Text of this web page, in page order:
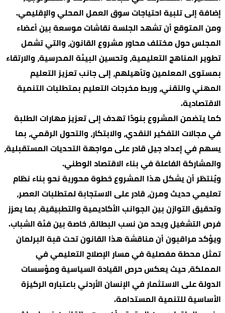
إضافة إلى تلبية احتياجات سوق العمل المحلي والإقليمي.
ومن المتوقع أن تشهد الجلسة نقاشات موسعة بين أعضاء
المجلس حول مختلف محاور مشروع القانون، والتي تشمل
تطوير المناهج التعليمية، وتحسين البيئة المدرسية، والارتقاء
بمستوى المعلمين وتأهيلهم، إلى جانب تعزيز التعليم
المهني والتقني، وربط مخرجات التعليم بمتطلبات التنمية
الاقتصادية.
كما يتضمن المشروع بنودًا تهدف إلى تعزيز مهارات الطلبة
في مجالات التفكير النقدي، والابتكار، والتحول الرقمي، بما
يسهم في إعداد جيل قادر على مواجهة التحديات المستقبلية،
والمشاركة الفاعلة في بناء الاقتصاد الوطني.
ويُنتظر أن يشكل هذا المشروع خطوة محورية نحو بناء نظام
تعليمي حديث ومرن، قادر على الاستجابة لمتطلبات العصر،
وتحقيق التوازن بين الجوانب الأكاديمية والتطبيقية، بما يعزز
فرص التشغيل ويحد من نسب البطالة، خاصة بين فئة الشباب.
ويؤكد مراقبون أن مناقشة هذا القانون تحت قبة البرلمان
تمثل محطة مفصلية في مسار الإصلاح التعليمي في
المملكة، حيث يعكس حرص القيادة السياسية ومؤسسات
الدولة على الاستثمار في الإنسان الأردني باعتباره الركيزة
الأساسية للتنمية المستدامة.